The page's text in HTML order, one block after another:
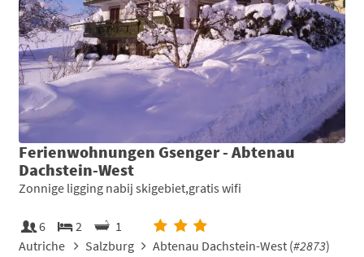
Ferienwohnungen Gsenger - Abtenau
Dachstein-West
Zonnige ligging nabij skigebiet,gratis wifi
6 2
1
Autriche
Salzburg Abtenau Dachstein-West (#2873)